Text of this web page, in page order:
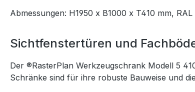
Abmessungen: H1950 x B1000 x T410 mm, RAL
Sichtfenstertüren und
Der ®RasterPlan Werkzeugschrank Modell 5
Schränke sind für ihre robuste Bauweise und